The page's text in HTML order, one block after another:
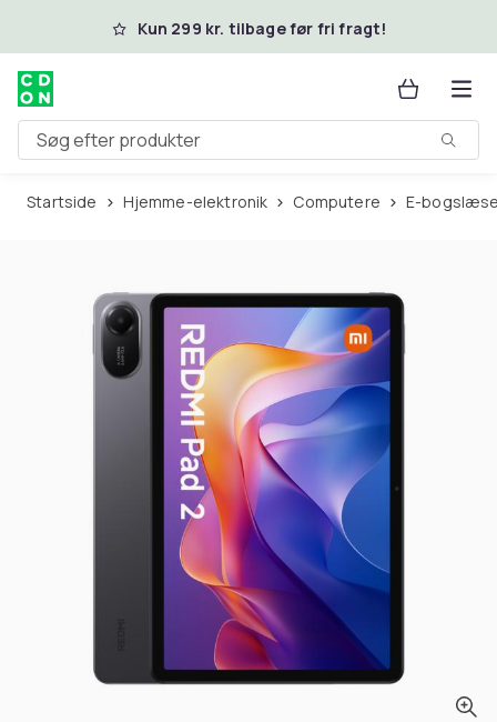
Spring til hovedindhold
Kun 299 kr. tilbage før fri fragt!
Søg efter produkter
Startside Hjemme-elektronik Computere E-